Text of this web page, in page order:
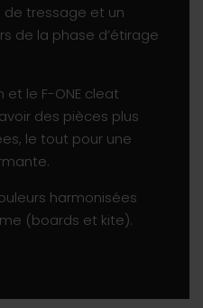
tressage et un
de la phase d’étirage
et le F-ONE cleat
des pièces plus
le tout pour une
harmonisées
(boards et kite).